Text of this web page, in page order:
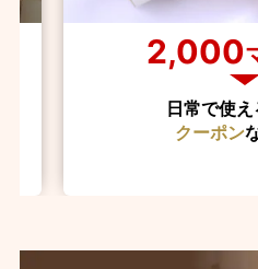
2,000
日常で使
クーポン